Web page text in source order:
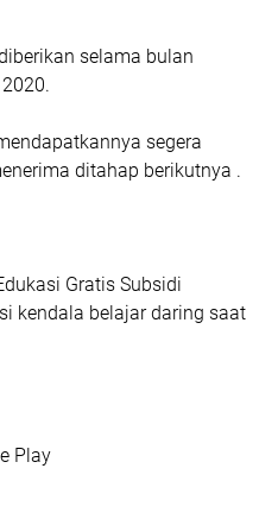
selama bulan
segera
ditahap berikutnya .
Gratis Subsidi
kendala belajar daring saat
Play